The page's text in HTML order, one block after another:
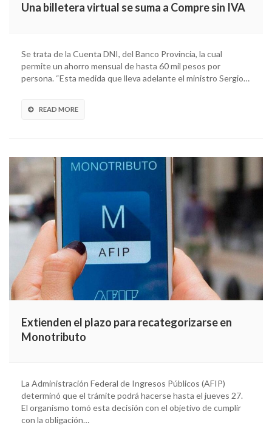
Una billetera virtual se suma a Compre sin IVA
Se trata de la Cuenta DNI, del Banco Provincia, la cual
permite un ahorro mensual de hasta 60 mil pesos por
persona. “Esta medida que lleva adelante el ministro Sergio…
READ MORE
Extienden el plazo para recategorizarse en
Monotributo
La Administración Federal de Ingresos Públicos (AFIP)
determinó que el trámite podrá hacerse hasta el jueves 27.
El organismo tomó esta decisión con el objetivo de cumplir
con la obligación…